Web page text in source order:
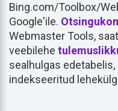
Bing.com/Toolbox/
Google'ile.
Webmaster Tools,
veebilehe
sealhulgas
indekseeritud